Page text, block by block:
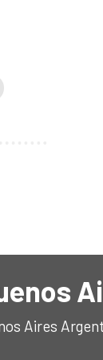
Aires